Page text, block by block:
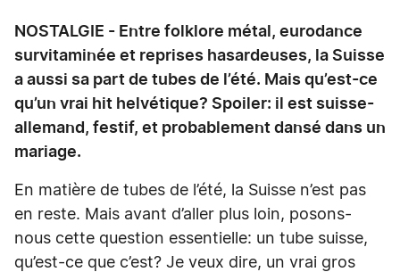
NOSTALGIE - Entre folklore métal, eurodance
survitaminée et reprises hasardeuses, la Suisse
a aussi sa part de tubes de l’été. Mais qu’est-ce
qu’un vrai hit helvétique? Spoiler: il est suisse-
allemand, festif, et probablement dansé dans un
mariage.
En matière de tubes de l’été, la Suisse n’est pas
en reste. Mais avant d’aller plus loin, posons-
nous cette question essentielle: un tube suisse,
qu’est-ce que c’est? Je veux dire, un vrai gros